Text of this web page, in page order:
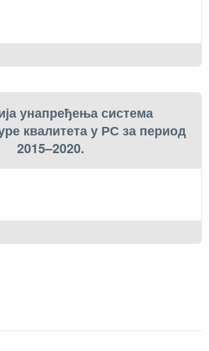
унапређења система
квалитета у РС за период
2015–2020.